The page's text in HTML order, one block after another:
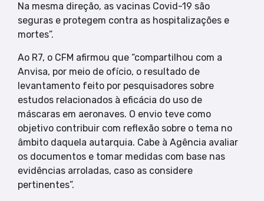
Na mesma direção, as vacinas Covid-19 são
seguras e protegem contra as hospitalizações e
mortes”.
Ao R7, o CFM afirmou que “compartilhou com a
Anvisa, por meio de ofício, o resultado de
levantamento feito por pesquisadores sobre
estudos relacionados à eficácia do uso de
máscaras em aeronaves. O envio teve como
objetivo contribuir com reflexão sobre o tema no
âmbito daquela autarquia. Cabe à Agência avaliar
os documentos e tomar medidas com base nas
evidências arroladas, caso as considere
pertinentes”.